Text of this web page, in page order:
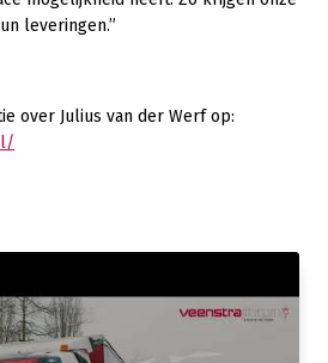
leveringen.”
over Julius van der Werf op: